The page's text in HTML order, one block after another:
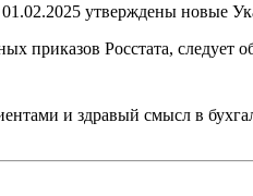
01.02.2025 утверждены новые
Росстата, следует
и здравый смысл в